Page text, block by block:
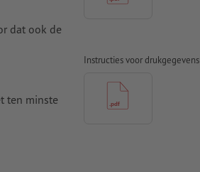
dat ook de
ten minste
Instructies voor drukgegevens